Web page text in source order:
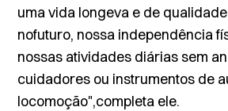
uma vida longeva e de
nofuturo, nossa independência
nossas atividades diárias sem
cuidadores ou instrumentos de
locomoção",completa ele.